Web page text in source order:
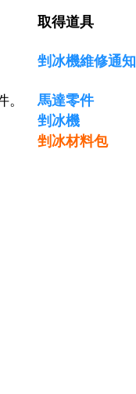
取得道具
剉冰機維修通知
馬達零件
剉冰機
剉冰材料包